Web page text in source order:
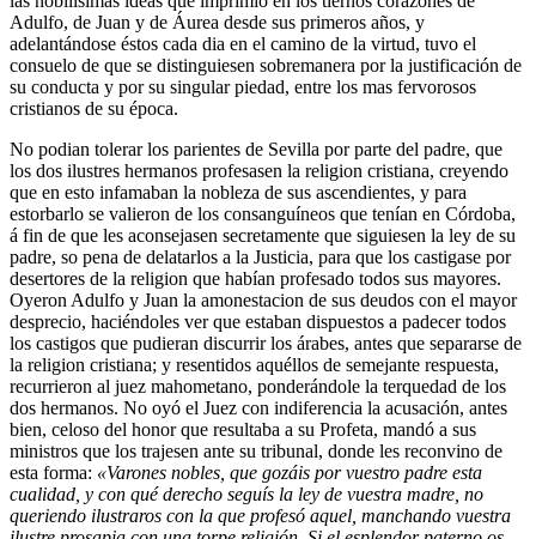
Adulfo, de Juan y de Áurea desde sus primeros años, y
adelantándose éstos cada dia en el camino de la virtud, tuvo el
consuelo de que se distinguiesen sobremanera por la justificación de
su conducta y por su singular piedad, entre los mas fervorosos
cristianos de su época.
No podian tolerar los parientes de Sevilla por parte del padre, que
los dos ilustres hermanos profesasen la religion cristiana, creyendo
que en esto infamaban la nobleza de sus ascendientes, y para
estorbarlo se valieron de los consanguíneos que tenían en Córdoba,
á fin de que les aconsejasen secretamente que siguiesen la ley de su
padre, so pena de delatarlos a la Justicia, para que los castigase por
desertores de la religion que habían profesado todos sus mayores.
Oyeron Adulfo y Juan la amonestacion de sus deudos con el mayor
desprecio, haciéndoles ver que estaban dispuestos a padecer todos
los castigos que pudieran discurrir los árabes, antes que separarse de
la religion cristiana; y resentidos aquéllos de semejante respuesta,
recurrieron al juez mahometano, ponderándole la terquedad de los
dos hermanos. No oyó el Juez con indiferencia la acusación, antes
bien, celoso del honor que resultaba a su Profeta, mandó a sus
ministros que los trajesen ante su tribunal, donde les reconvino de
esta forma: «Varones nobles, que gozáis por vuestro padre esta
cualidad, y con qué derecho seguís la ley de vuestra madre, no
queriendo ilustraros con la que profesó aquel, manchando vuestra